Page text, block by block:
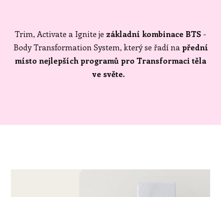
Trim, Activate a Ignite je základní kombinace BTS -
Body Transformation System, který se řadí na přední
místo nejlepších programů pro Transformaci těla
ve světe.